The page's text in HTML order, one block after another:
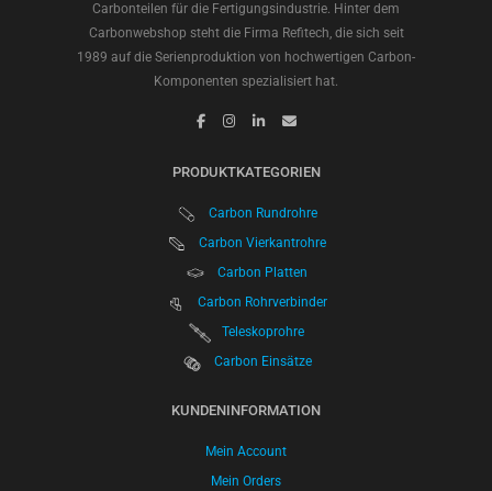
Carbonteilen für die Fertigungsindustrie. Hinter dem
Carbonwebshop steht die Firma Refitech, die sich seit
1989 auf die Serienproduktion von hochwertigen Carbon-
Komponenten spezialisiert hat.
PRODUKTKATEGORIEN
Carbon Rundrohre
Carbon Vierkantrohre
Carbon Platten
Carbon Rohrverbinder
Teleskoprohre
Carbon Einsätze
KUNDENINFORMATION
Mein Account
Mein Orders